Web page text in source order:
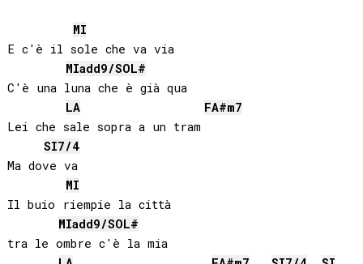
MI
E c'è il sole che va via
MIadd9/SOL#
C'è una luna che è già qua
LA
FA#m7
Lei che sale sopra a un tram
SI7/4
Ma dove va
MI
Il buio riempie la città
MIadd9/SOL#
tra le ombre c'è la mia